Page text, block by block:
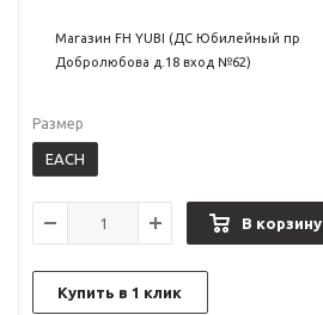
Магазин FH YUBI (ДС Юбилейный пр
Добролюбова д.18 вход №62)
Размер
EACH
В корзину
Купить в 1 клик